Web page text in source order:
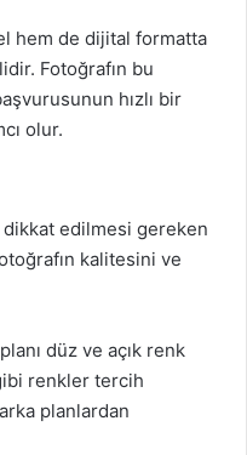
hem de dijital formatta
Fotoğrafın bu
hızlı bir
olur.
dikkat edilmesi gereken
kalitesini ve
düz ve açık renk
renkler tercih
planlardan